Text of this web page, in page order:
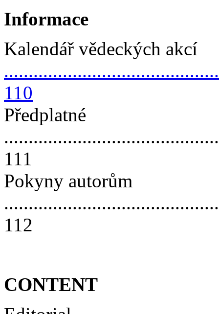
Informace
Kalendář vědeckých akcí
110
Předplatné
111
Pokyny autorům
112
CONTENT